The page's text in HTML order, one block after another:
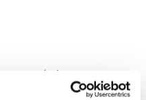
16.30 (juli og august: